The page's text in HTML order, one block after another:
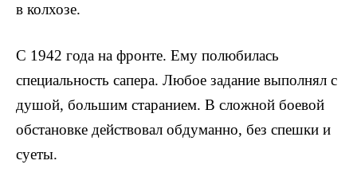
в колхозе.
С 1942 года на фронте. Ему полюбилась
специальность сапе­ра. Любое задание выполнял с
душой, большим старанием. В сложной боевой
обстановке действовал обдуманно, без спешки и
суеты.